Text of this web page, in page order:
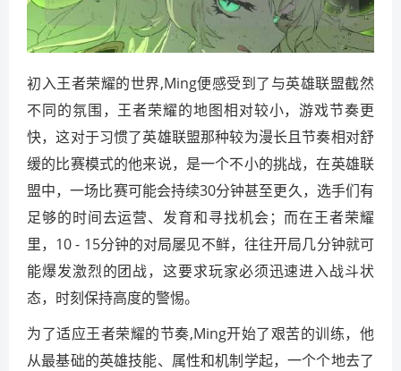
初入王者荣耀的世界,Ming便感受到了与英雄联盟截然
不同的氛围，王者荣耀的地图相对较小，游戏节奏更
快，这对于习惯了英雄联盟那种较为漫长且节奏相对舒
缓的比赛模式的他来说，是一个不小的挑战，在英雄联
盟中，一场比赛可能会持续30分钟甚至更久，选手们有
足够的时间去运营、发育和寻找机会；而在王者荣耀
里，10 - 15分钟的对局屡见不鲜，往往开局几分钟就可
能爆发激烈的团战，这要求玩家必须迅速进入战斗状
态，时刻保持高度的警惕。
为了适应王者荣耀的节奏,Ming开始了艰苦的训练，他
从最基础的英雄技能、属性和机制学起，一个个地去了